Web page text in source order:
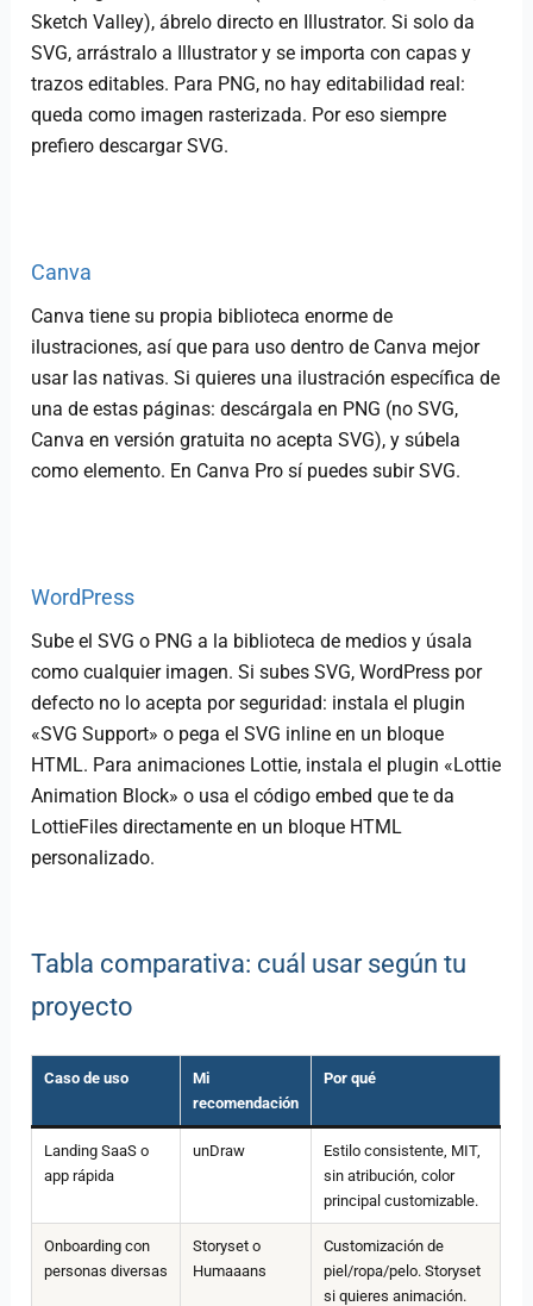
Sketch Valley), ábrelo directo en Illustrator. Si solo da
SVG, arrástralo a Illustrator y se importa con capas y
trazos editables. Para PNG, no hay editabilidad real:
queda como imagen rasterizada. Por eso siempre
prefiero descargar SVG.
Canva
Canva tiene su propia biblioteca enorme de
ilustraciones, así que para uso dentro de Canva mejor
usar las nativas. Si quieres una ilustración específica de
una de estas páginas: descárgala en PNG (no SVG,
Canva en versión gratuita no acepta SVG), y súbela
como elemento. En Canva Pro sí puedes subir SVG.
WordPress
Sube el SVG o PNG a la biblioteca de medios y úsala
como cualquier imagen. Si subes SVG, WordPress por
defecto no lo acepta por seguridad: instala el plugin
«SVG Support» o pega el SVG inline en un bloque
HTML. Para animaciones Lottie, instala el plugin «Lottie
Animation Block» o usa el código embed que te da
LottieFiles directamente en un bloque HTML
personalizado.
Tabla comparativa: cuál usar según tu
proyecto
Caso de uso
Mi
recomendación
Por qué
Landing SaaS o
app rápida
unDraw
Estilo consistente, MIT,
sin atribución, color
principal customizable.
Onboarding con
personas diversas
Storyset o
Humaaans
Customización de
piel/ropa/pelo. Storyset
si quieres animación.